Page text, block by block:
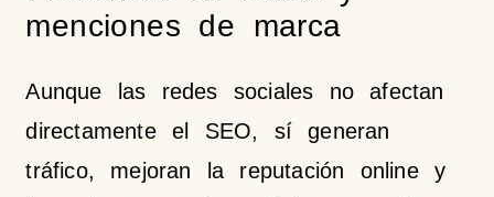
menciones de marca
Aunque las redes sociales no afectan
directamente el SEO, sí generan
tráfico, mejoran la reputación online y